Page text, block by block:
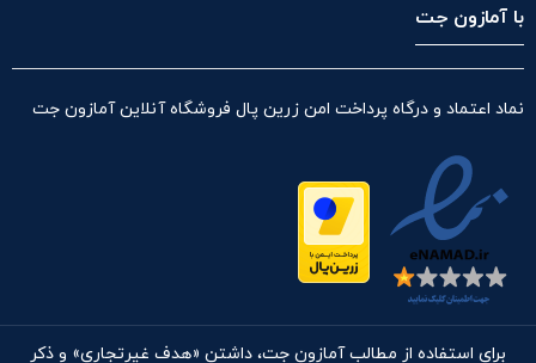
با آمازون جت
نماد اعتماد و درگاه پرداخت امن زرین پال فروشگاه آنلاین آمازون جت
برای استفاده از مطالب آمازون جت، داشتن «هدف غیرتجاری» و ذکر